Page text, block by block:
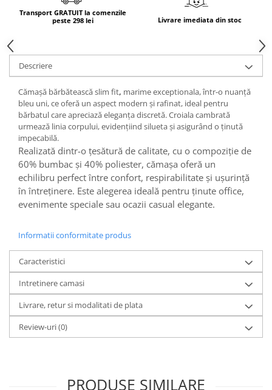
Transport GRATUIT la comenzile
peste 298 lei
Livrare imediata din stoc
Descriere
Cămașă bărbătească slim fit, marime exceptionala, într-o nuanță
bleu uni, ce oferă un aspect modern și rafinat, ideal pentru
bărbatul care apreciază eleganța discretă. Croiala cambrată
urmează linia corpului, evidențiind silueta și asigurând o ținută
impecabilă.
Realizată dintr-o țesătură de calitate, cu o compoziție de
60% bumbac și 40% poliester, cămașa oferă un
echilibru perfect între confort, respirabilitate și ușurință
în întreținere. Este alegerea ideală pentru ținute office,
evenimente speciale sau ocazii casual elegante.
Informatii conformitate produs
Caracteristici
Intretinere camasi
Livrare, retur si modalitati de plata
Review-uri(0)
PRODUSE SIMILARE